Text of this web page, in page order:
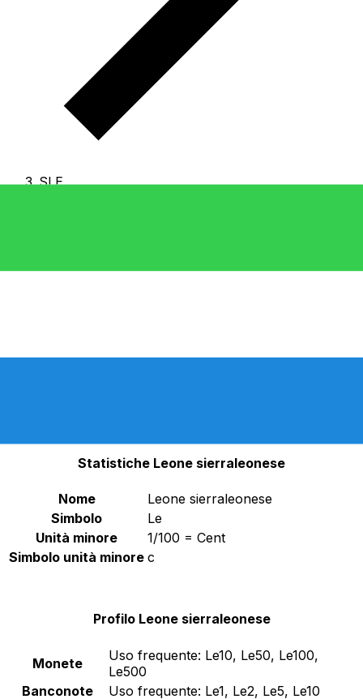
SLE
codice valuta per Leoni è SLE.Qui sotto trovi i tassi
Statistiche Leone sierraleonese
Nome
Leone sierraleonese
Simbolo
Le
Unità minore
1/100 = Cent
Simbolo unità minore c
Profilo Leone sierraleonese
Monete Uso frequente: Le10, Le50, Le100,
Le500
Banconote
Uso frequente: Le1, Le2, Le5, Le10